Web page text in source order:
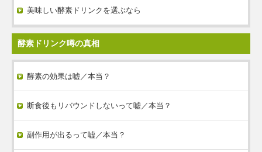
美味しい酵素ドリンクを選ぶなら
酵素ドリンク噂の真相
酵素の効果は嘘／本当？
断食後もリバウンドしないって嘘／本当？
副作用が出るって嘘／本当？